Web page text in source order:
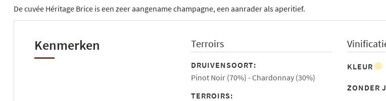
De cuvée Héritage Brice is een zeer aangename champagne, een aanrader als aperitief.
Kenmerken Terroirs
DRUIVENSOORT:
Pinot Noir (70%)
Chardonnay (30%)
TERROIRS:
KLEUR
ZONDER